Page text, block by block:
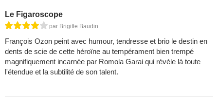
Le Figaroscope
par Brigitte Baudin
François Ozon peint avec humour, tendresse et brio le destin en
dents de scie de cette héroïne au tempérament bien trempé
magnifiquement incarnée par Romola Garai qui révèle là toute
l'étendue et la subtilité de son talent.